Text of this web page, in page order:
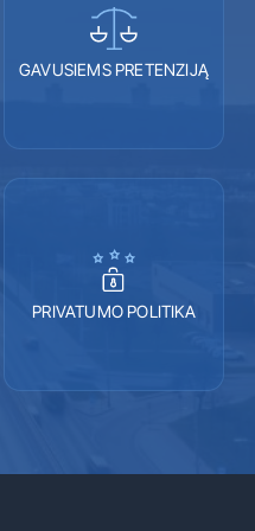
GAVUSIEMS PRETENZIJĄ
PRIVATUMO POLITIKA